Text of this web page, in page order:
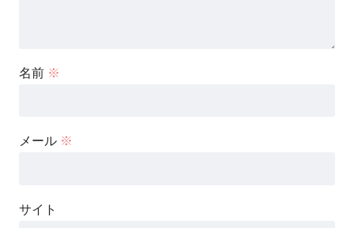
名前 ※
メール ※
サイト